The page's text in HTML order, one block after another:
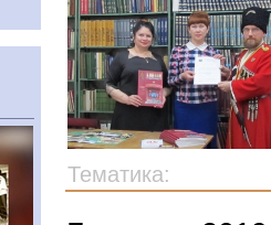
Тематика: